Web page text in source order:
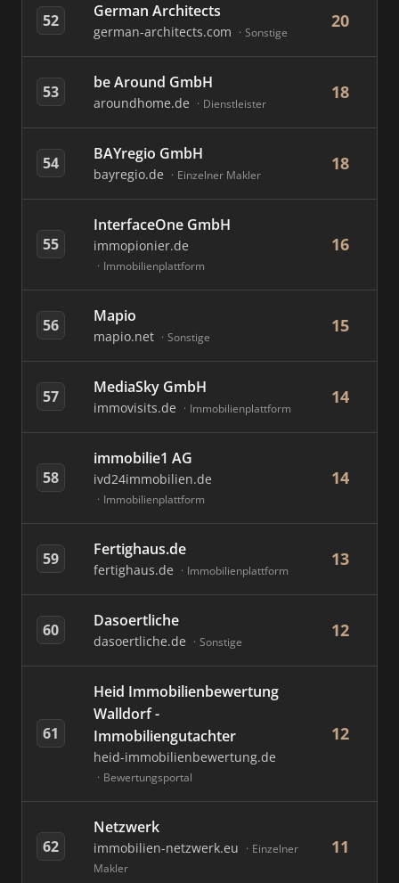
52 German Architects
german-architects.com Sonstige
20
53 be Around GmbH
aroundhome.de Dienstleister
18
54 BAYregio GmbH
bayregio.de Einzelner Makler
18
55
InterfaceOne GmbH
immopionier.de
Immobilienplattform
16
56 Mapio
mapio.net Sonstige
15
57 MediaSky GmbH
immovisits.de Immobilienplattform
14
58
immobilie1 AG
ivd24immobilien.de
Immobilienplattform
14
59 Fertighaus.de
fertighaus.de Immobilienplattform
13
60 Dasoertliche
dasoertliche.de Sonstige
12
61
Heid Immobilienbewertung
Walldorf -
Immobiliengutachter
heid-immobilienbewertung.de
Bewertungsportal
12
62
Netzwerk
immobilien-netzwerk.eu
Einzelner
Makler
11